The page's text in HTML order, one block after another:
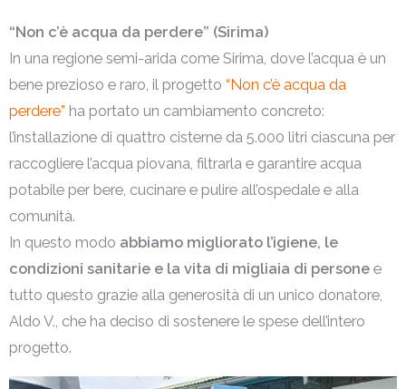
“Non c’è acqua da perdere” (Sirima)
In una regione semi-arida come Sirima, dove l’acqua è un
bene prezioso e raro, il progetto “Non c’è acqua da
perdere” ha portato un cambiamento concreto:
l’installazione di quattro cisterne da 5.000 litri ciascuna per
raccogliere l’acqua piovana, filtrarla e garantire acqua
potabile per bere, cucinare e pulire all’ospedale e alla
comunità.
In questo modo abbiamo migliorato l’igiene, le
condizioni sanitarie e la vita di migliaia di persone e
tutto questo grazie alla generosità di un unico donatore,
Aldo V., che ha deciso di sostenere le spese dell’intero
progetto.